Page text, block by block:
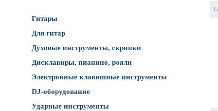
Гитары
Для гитар
Духовые инструменты, скрипки
Дисклавиры, пианино, рояли
Электронные клавишные инструменты
DJ-оборудование
Ударные инструменты